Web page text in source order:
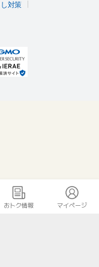
対策
おトク情報 マイページ